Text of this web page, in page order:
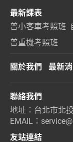
最新課表
普小客車考照班
普重機考照班
關於我們 最新
聯絡我們
地址：台北市北
EMAIL：
友站連結